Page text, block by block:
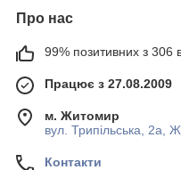
Про нас
99% позитивних з 306
Працює з 27.08.2009
м. Житомир
вул. Трипільська, 2а,
Контакти